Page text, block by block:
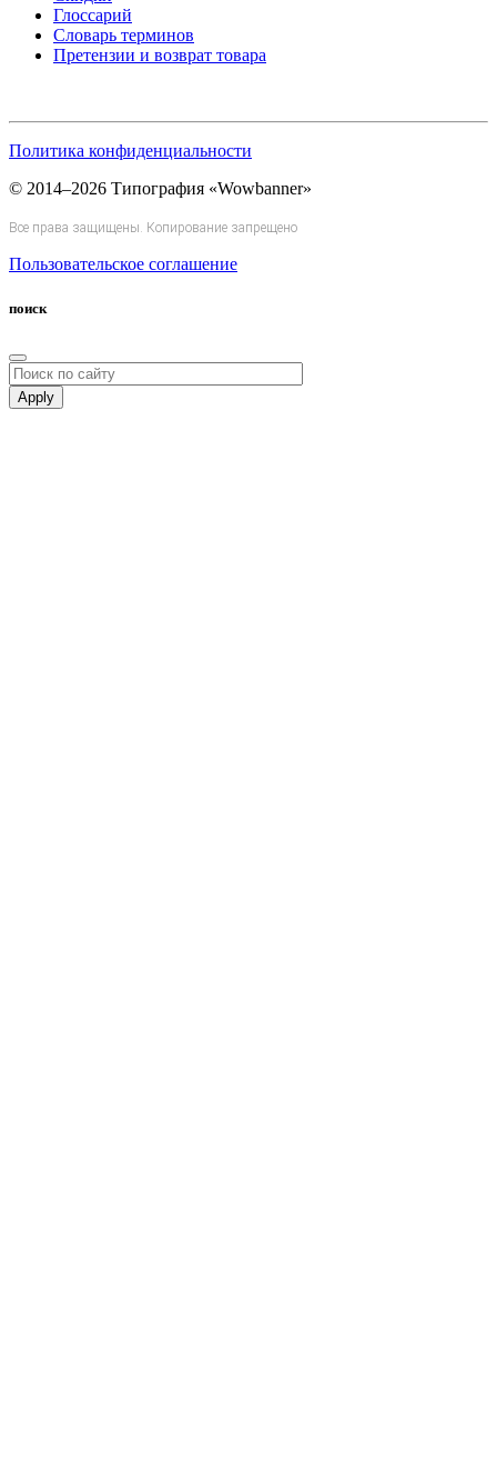
Глоссарий
Словарь терминов
Претензии и возврат товара
Политика конфиденциальности
© 2014–2026 Типография «Wowbanner»
Все права защищены. Копирование запрещено
Пользовательское соглашение
поиск